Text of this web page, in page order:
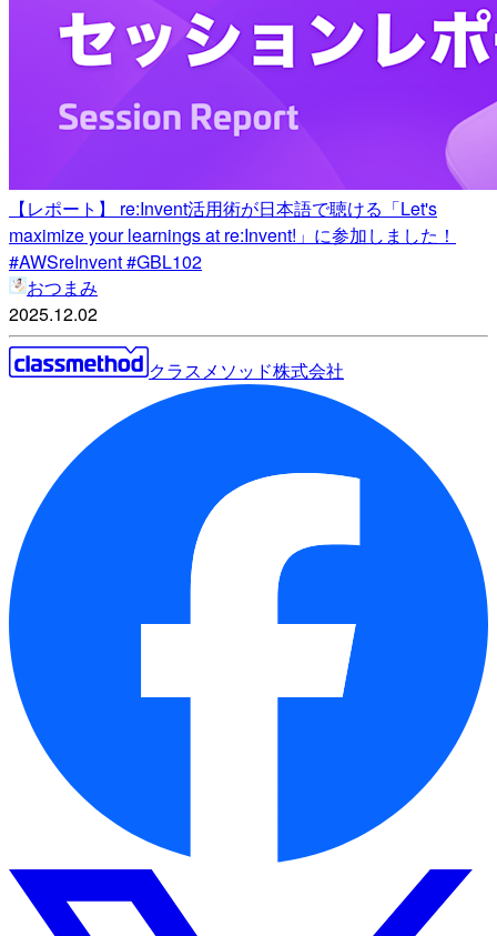
【レポート】 re:Invent活用術が日本語で聴ける「Let's
maximize your learnings at re:Invent!」に参加しました！
#AWSreInvent #GBL102
おつまみ
2025.12.02
クラスメソッド株式会社